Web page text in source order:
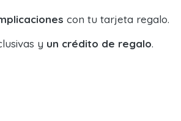
con tu tarjeta regalo.
y un crédito de regalo.